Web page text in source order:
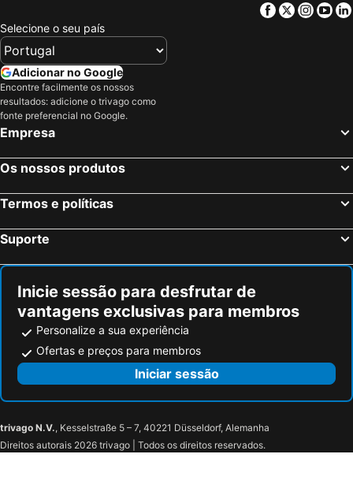
Facebook
Twitter
Selecione o seu país
Adicionar no Google
Encontre facilmente os nossos
resultados: adicione o trivago como
fonte preferencial no Google.
Empresa
Os nossos produtos
Termos e políticas
Suporte
Inicie sessão para desfrutar de
vantagens exclusivas para membros
Personalize a sua experiência
Ofertas e preços para membros
Iniciar sessão
trivago N.V., Kesselstraße 5 – 7, 40221 Düsseldorf, Alemanha
Direitos autorais 2026 trivago | Todos os direitos reservados.